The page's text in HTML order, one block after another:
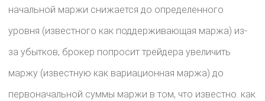
начальной маржи снижается до определенного
уровня (известного как поддерживающая маржа) из-
за убытков, брокер попросит трейдера увеличить
маржу (известную как вариационная маржа) до
первоначальной суммы маржи в том, что известно. как